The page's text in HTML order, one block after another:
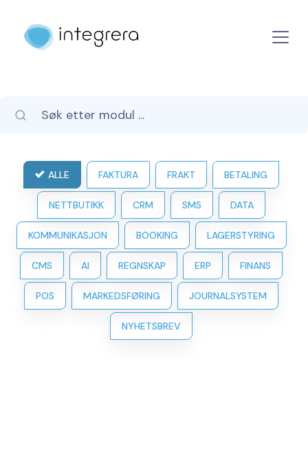
ALLE FAKTURA FRAKT BETALING
NETTBUTIKK CRM SMS DATA
KOMMUNIKASJON BOOKING LAGERSTYRING
CMS AI REGNSKAP ERP FINANS
POS MARKEDSFØRING JOURNALSYSTEM
NYHETSBREV